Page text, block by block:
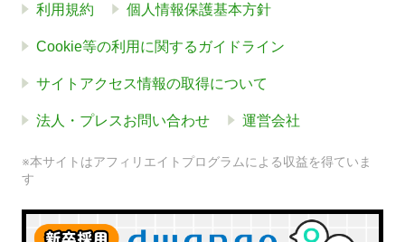
利用規約 個人情報保護基本方針
Cookie等の利用に関するガイドライン
サイトアクセス情報の取得について
法人・プレスお問い合わせ 運営会社
※本サイトはアフィリエイトプログラムによる収益を得ていま
す